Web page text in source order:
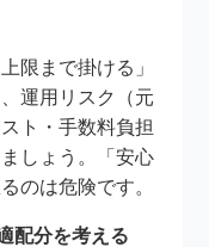
限まで掛ける」
運用リスク（元
ト・手数料負担
しょう。「安心
のは危険です。
配分を考える